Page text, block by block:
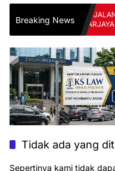
Breaking NewsBARU JALAN 2
MEKARJAYA
TELUR PER HARI
Tidak ada yang
Sepertinya kami tidak